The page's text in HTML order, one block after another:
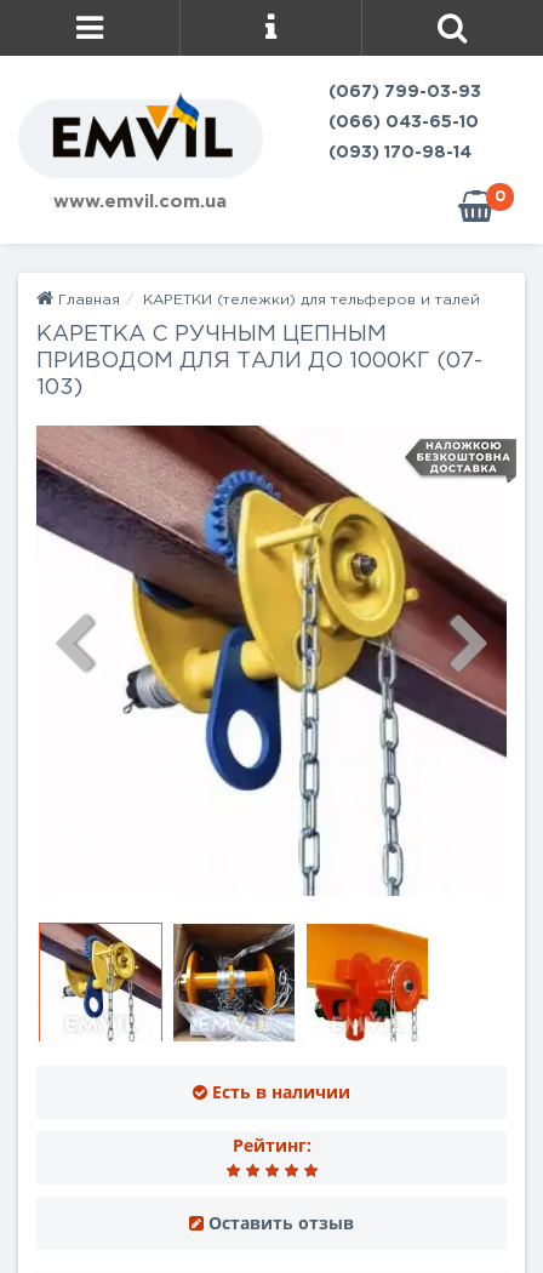
www.emvil.com.ua
(067) 799-03-93
(066) 043-65-10
(093) 170-98-14
0
Главная КАРЕТКИ (тележки) для тельферов и талей
КАРЕТКА С РУЧНЫМ ЦЕПНЫМ
ПРИВОДОМ ДЛЯ ТАЛИ ДО 1000КГ (07-
103)
Есть в наличии
Рейтинг:
Оставить отзыв